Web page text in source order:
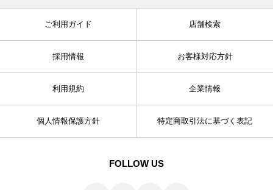
ご利用ガイド 店舗検索
採用情報 お客様対応方針
利用規約 企業情報
個人情報保護方針 特定商取引法に基づく表記
FOLLOW US